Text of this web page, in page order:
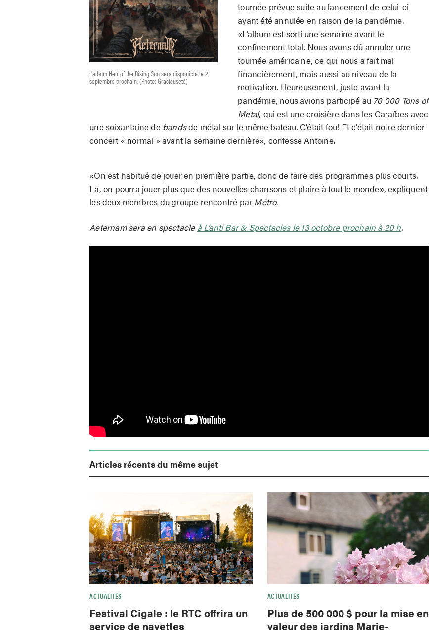
L’album Heir of the Rising Sun sera disponible le 2
septembre prochain. (Photo: Gracieuseté)
tournée prévue suite au lancement de celui-ci
ayant été annulée en raison de la pandémie.
«L’album est sorti une semaine avant le
confinement total. Nous avons dû annuler une
tournée américaine, ce qui nous a fait mal
financièrement, mais aussi au niveau de la
motivation. Heureusement, juste avant la
pandémie, nous avions participé au 70 000 Tons of
Metal, qui est une croisière dans les Caraïbes avec
une soixantaine de bandsde métal sur le même bateau. C’était fou! Et c’était notre dernier
concert « normal » avant la semaine dernière», confesse Antoine.
«On est habitué de jouer en première partie, donc de faire des programmes plus courts.
Là, on pourra jouer plus que des nouvelles chansons et plaire à tout le monde», expliquent
les deux membres du groupe rencontré par Métro.
Aeternam sera en spectacle à L’anti Bar & Spectacles le 13 octobre prochain à 20 h.
Articles récents du même sujet
ACTUALITÉS
Festival Cigale : le RTC offrira un
service de navettes
ACTUALITÉS
Plus de 500 000 $ pour la mise en
valeur des jardins Marie-